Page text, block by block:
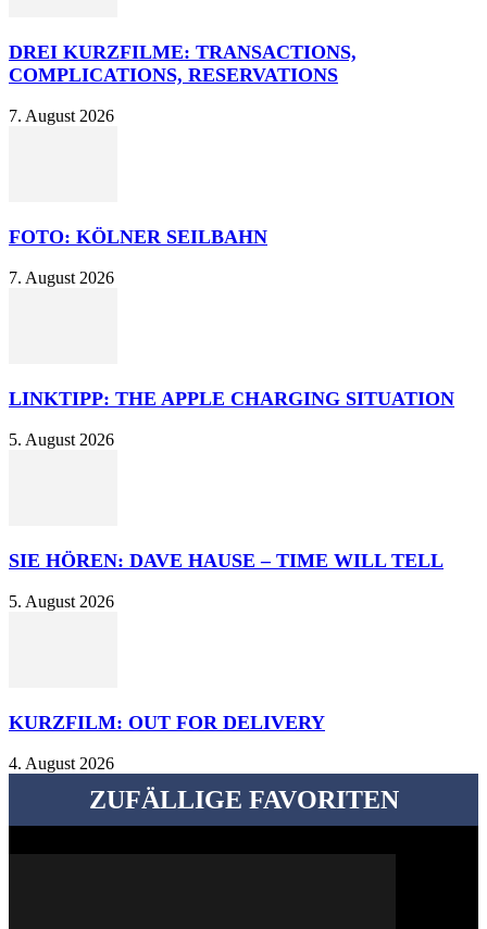
DREI KURZFILME: TRANSACTIONS,
COMPLICATIONS, RESERVATIONS
7. August 2026
FOTO: KÖLNER SEILBAHN
7. August 2026
LINKTIPP: THE APPLE CHARGING SITUATION
5. August 2026
SIE HÖREN: DAVE HAUSE – TIME WILL TELL
5. August 2026
KURZFILM: OUT FOR DELIVERY
4. August 2026
ZUFÄLLIGE FAVORITEN